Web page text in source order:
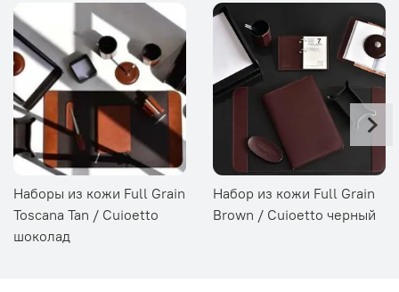
Наборы из кожи Full Grain
Toscana Tan / Cuioetto
шоколад
Набор из кожи Full Grain
Brown / Cuioetto черный